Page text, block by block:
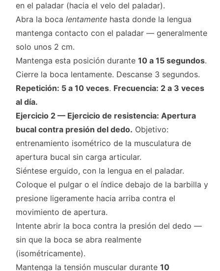
en el paladar (hacia el velo del paladar).
Abra la boca lentamente hasta donde la lengua
mantenga contacto con el paladar — generalmente
solo unos 2 cm.
Mantenga esta posición durante 10 a 15 segundos.
Cierre la boca lentamente. Descanse 3 segundos.
Repetición: 5 a 10 veces. Frecuencia: 2 a 3 veces
al día.
Ejercicio 2 — Ejercicio de resistencia: Apertura
bucal contra presión del dedo. Objetivo:
entrenamiento isométrico de la musculatura de
apertura bucal sin carga articular.
Siéntese erguido, con la lengua en el paladar.
Coloque el pulgar o el índice debajo de la barbilla y
presione ligeramente hacia arriba contra el
movimiento de apertura.
Intente abrir la boca contra la presión del dedo —
sin que la boca se abra realmente
(isométricamente).
Mantenga la tensión muscular durante 10